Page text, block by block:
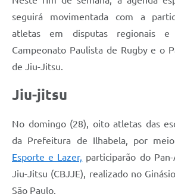
seguirá movimentada com a
atletas em disputas regionais e
Campeonato Paulista de Rugby e o
de Jiu-Jitsu.
Jiu-jitsu
No domingo (28), oito atletas das
da Prefeitura de Ilhabela, por
Esporte e Lazer, participarão do
Jiu-Jitsu (CBJJE), realizado no
São Paulo.